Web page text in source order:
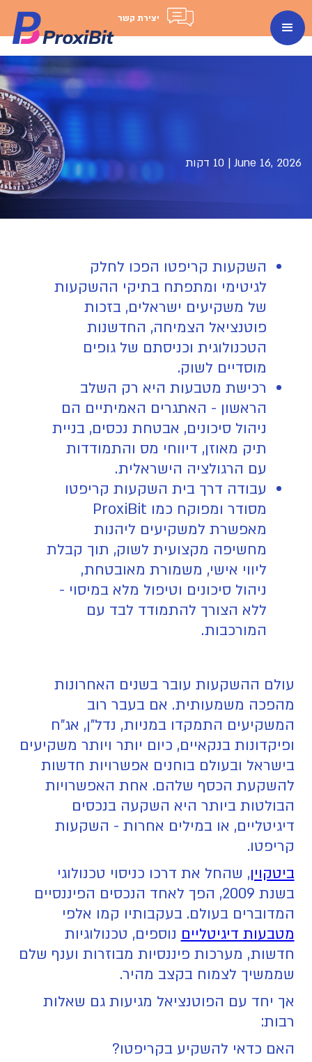
יצירת קשר
June 16, 2026
| 10 דקות
השקעות קריפטו הפכו לחלק
לגיטימי ומתפתח בתיקי ההשקעות
של משקיעים ישראלים, בזכות
פוטנציאל הצמיחה, החדשנות
הטכנולוגית וכניסתם של גופים
מוסדיים לשוק.
רכישת מטבעות היא רק השלב
הראשון - האתגרים האמיתיים הם
ניהול סיכונים, אבטחת נכסים, בניית
תיק מאוזן, דיווחי מס והתמודדות
עם הרגולציה הישראלית.
עבודה דרך בית השקעות קריפטו
מסודר ומפוקח כמו ProxiBit
מאפשרת למשקיעים ליהנות
מחשיפה מקצועית לשוק, תוך קבלת
ליווי אישי, משמורת מאובטחת,
ניהול סיכונים וטיפול מלא במיסוי -
ללא הצורך להתמודד לבד עם
המורכבות.
עולם ההשקעות עובר בשנים האחרונות
מהפכה משמעותית. אם בעבר רוב
המשקיעים התמקדו במניות, נדל"ן, אג"ח
ופיקדונות בנקאיים, כיום יותר ויותר משקיעים
בישראל ובעולם בוחנים אפשרויות חדשות
להשקעת הכסף שלהם. אחת האפשרויות
הבולטות ביותר היא השקעה בנכסים
דיגיטליים, או במילים אחרות - השקעות
קריפטו.
ביטקוין, שהחל את דרכו כניסוי טכנולוגי
בשנת 2009, הפך לאחד הנכסים הפיננסיים
המדוברים בעולם. בעקבותיו קמו אלפי
מטבעות דיגיטליים נוספים, טכנולוגיות
חדשות, מערכות פיננסיות מבוזרות וענף שלם
שממשיך לצמוח בקצב מהיר.
אך יחד עם הפוטנציאל מגיעות גם שאלות
רבות:
האם כדאי להשקיע בקריפטו?